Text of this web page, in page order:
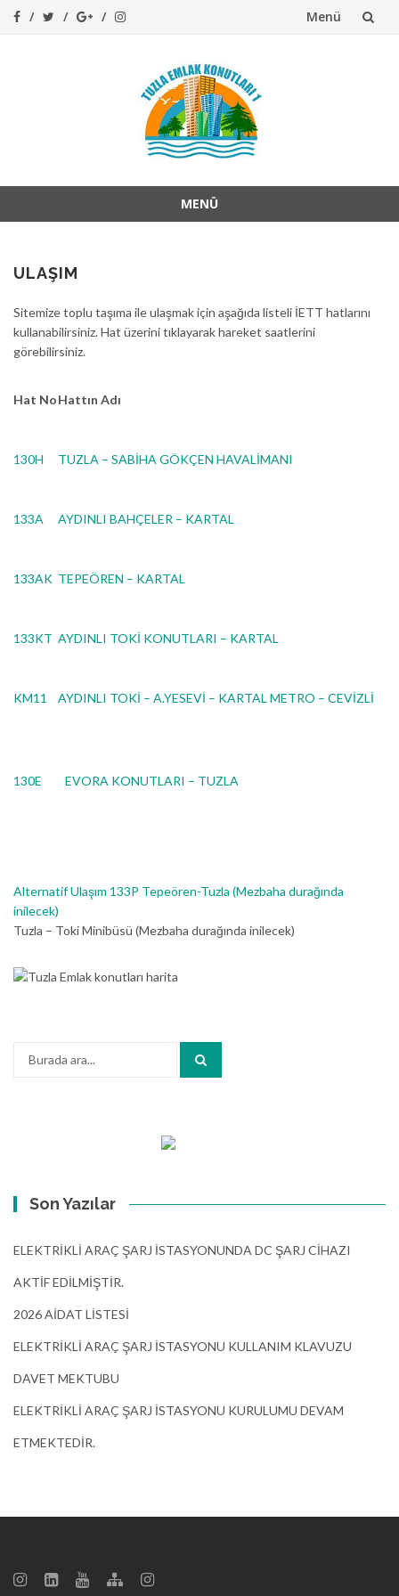
Menü
MENÜ
ULAŞIM
Sitemize toplu taşıma ile ulaşmak için aşağıda listeli İETT hatlarını
kullanabilirsiniz. Hat üzerini tıklayarak hareket saatlerini
görebilirsiniz.
Hat NoHattın Adı
130H TUZLA – SABİHA GÖKÇEN HAVALİMANI
133A AYDINLI BAHÇELER – KARTAL
133AK TEPEÖREN – KARTAL
133KT AYDINLI TOKİ KONUTLARI – KARTAL
KM11 AYDINLI TOKİ – A.YESEVİ – KARTAL METRO – CEVİZLİ
130E EVORA KONUTLARI – TUZLA
Alternatif Ulaşım 133P Tepeören-Tuzla (Mezbaha durağında
inilecek)
Tuzla – Toki Minibüsü (Mezbaha durağında inilecek)
Son Yazılar
ELEKTRİKLİ ARAÇ ŞARJ İSTASYONUNDA DC ŞARJ CİHAZI
AKTİF EDİLMİŞTİR.
2026 AİDAT LİSTESİ
ELEKTRİKLİ ARAÇ ŞARJ İSTASYONU KULLANIM KLAVUZU
DAVET MEKTUBU
ELEKTRİKLİ ARAÇ ŞARJ İSTASYONU KURULUMU DEVAM
ETMEKTEDİR.